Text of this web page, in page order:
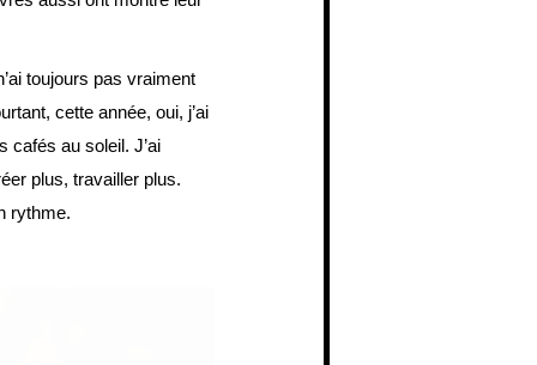
toujours pas vraiment
cette année, oui, j’ai
cafés au soleil. J’ai
plus, travailler plus.
rythme.